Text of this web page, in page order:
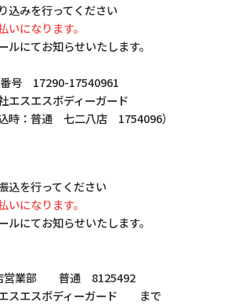
込みを行ってください
になります。
にてお知らせいたします。
番号 17290-17540961
スエスボディーガード
込時：普通 七二八店 1754096）
込を行ってください
になります。
にてお知らせいたします。
営業部 普通 8125492
スエスボディーガード まで